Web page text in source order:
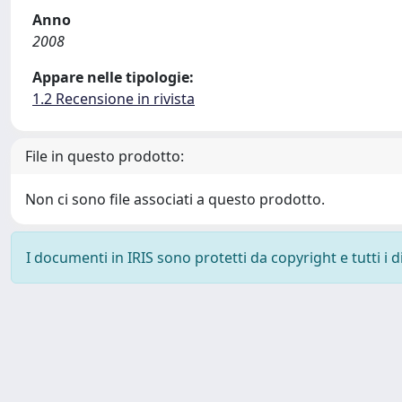
Anno
2008
Appare nelle tipologie:
1.2 Recensione in rivista
File in questo prodotto:
Non ci sono file associati a questo prodotto.
I documenti in IRIS sono protetti da copyright e tutti i